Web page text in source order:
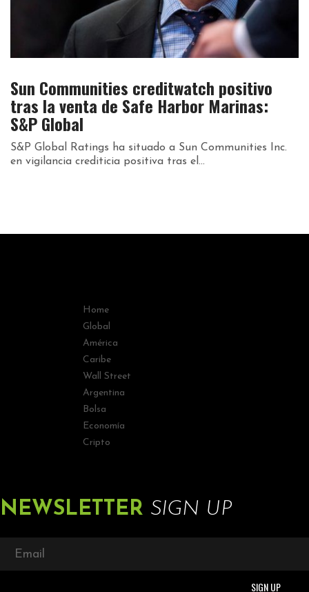
Sun Communities creditwatch positivo
tras la venta de Safe Harbor Marinas:
S&P Global
S&P Global Ratings ha situado a Sun Communities Inc.
en vigilancia crediticia positiva tras el...
Home
Global
América
Caribe
Wall Street
Argentina
Bolsa
Economía
Cripto
NEWSLETTER SIGN UP